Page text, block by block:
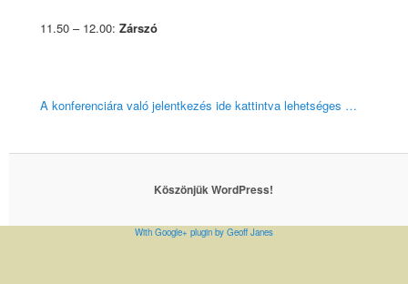
11.50 – 12.00:Zárszó
A konferenciára való jelentkezés ide kattintva lehetséges …
Köszönjük WordPress!
With Google+ plugin by Geoff Janes